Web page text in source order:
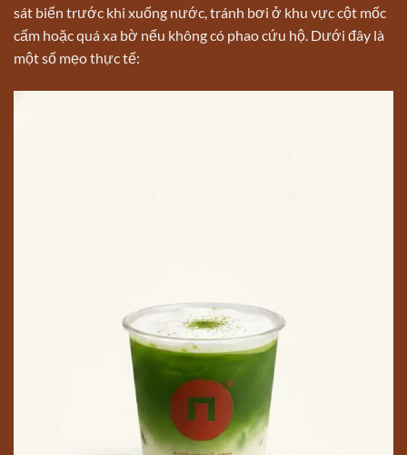
sát biển trước khi xuống nước, tránh bơi ở khu vực cột mốc
cấm hoặc quá xa bờ nếu không có phao cứu hộ. Dưới đây là
một số mẹo thực tế: